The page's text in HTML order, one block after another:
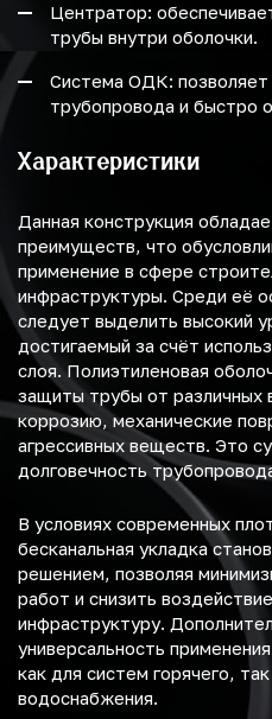
Центратор:
трубы внутри оболочки.
Система ОДК: позволяет
трубопровода и быстро
Характеристики
Данная конструкция
преимуществ, что
применение в сфере
инфраструктуры. Среди её
следует выделить высокий
достигаемый за счёт
слоя. Полиэтиленовая
защиты трубы от различных
коррозию, механические
агрессивных веществ. Это
долговечность
В условиях современных
бесканальная укладка
решением, позволяя
работ и снизить
инфраструктуру.
универсальность
как для систем горячего,
водоснабжения.